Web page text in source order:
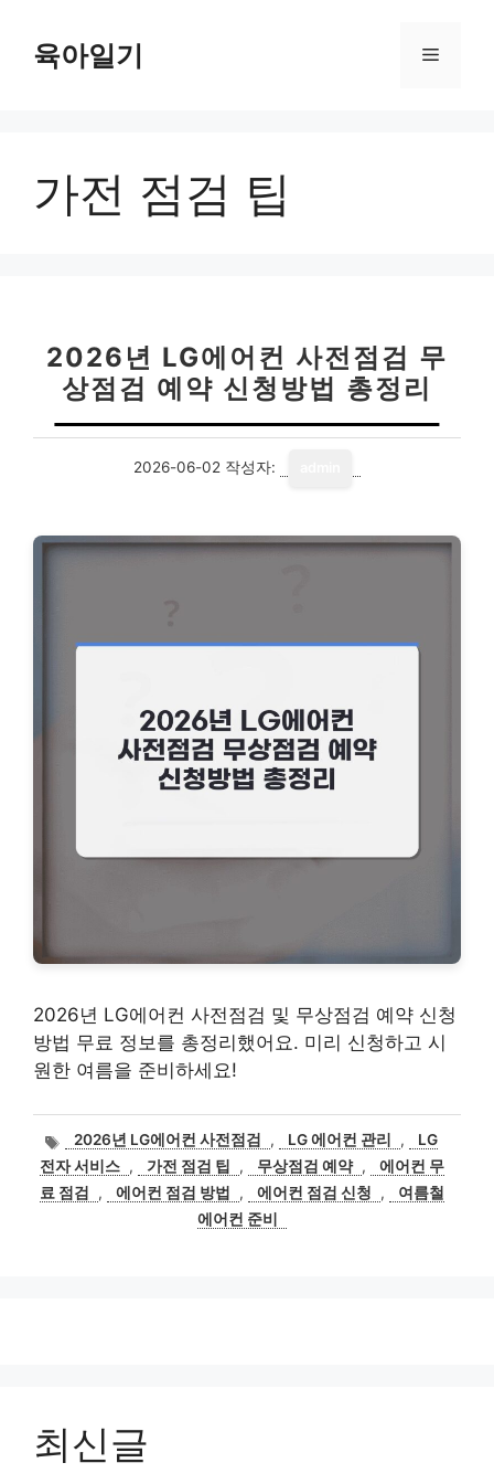
육아일기 메
가전 점검 팁
2026년 LG에어컨 사전점검 무
상점검 예약 신청방법 총정리
2026-06-02 작성자:
2026년 LG에어컨 사전점검 및 무상점검 예약 신청
방법 무료 정보를 총정리했어요. 미리 신청하고 시
원한 여름을 준비하세요!
태
그
2026년 LG에어컨 사전점검 , LG 에어컨 관리 ,
LG
전자 서비스 , 가전 점검 팁 , 무상점검 예약 ,
에어컨 무
료 점검
, 에어컨 점검 방법 , 에어컨 점검 신청 ,
여름철
에어컨 준비
최신글